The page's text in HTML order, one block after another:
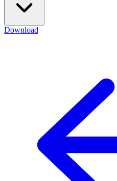
Download